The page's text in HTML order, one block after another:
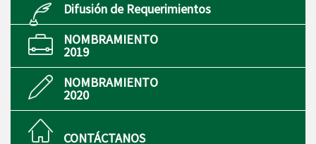
Difusión de Requerimientos
NOMBRAMIENTO
2019
NOMBRAMIENTO
2020
CONTÁCTANOS